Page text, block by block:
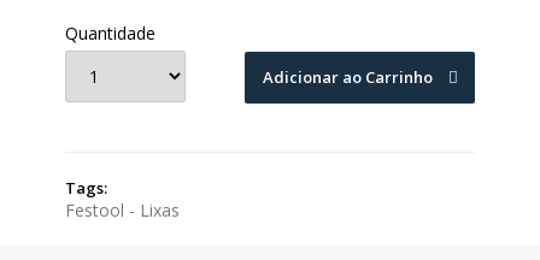
Quantidade
Adicionar ao Carrinho
Tags:
Festool - Lixas